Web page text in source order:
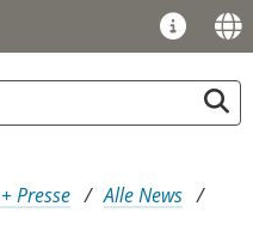
Presse
Alle News